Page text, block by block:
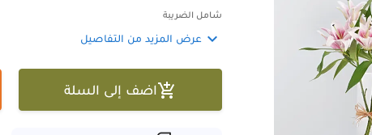
شامل الضريبة
 عرض المزيد من التفاصيل
اضف إلى السلة